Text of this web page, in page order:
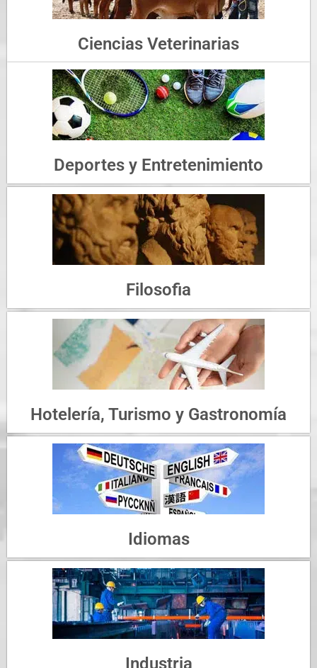
Ciencias Veterinarias
Deportes y Entretenimiento
Filosofia
Hotelería, Turismo y Gastronomía
Idiomas
Industria